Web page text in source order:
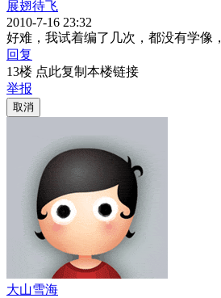
展翅待飞
2010-7-16 23:32
好难，我试着编了几次，都没有学像
回复
13楼 点此复制本楼链接
举报
取消
大山雪海